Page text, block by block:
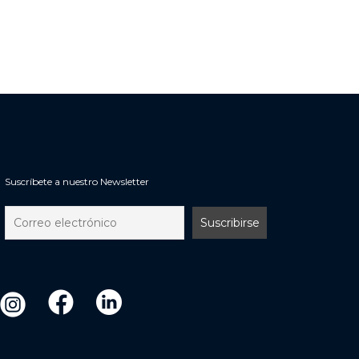
Suscríbete a nuestro Newsletter